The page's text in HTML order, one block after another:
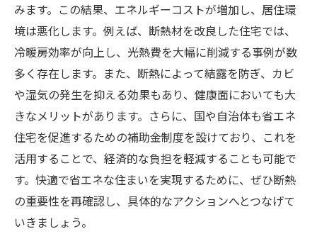
ームで省エネ生活を促進
みます。この結果、エネルギーコストが増加し、居住環
境は悪化します。例えば、断熱材を改良した住宅では、
冷暖房効率が向上し、光熱費を大幅に削減する事例が数
多く存在します。また、断熱によって結露を防ぎ、カビ
や湿気の発生を抑える効果もあり、健康面においても大
きなメリットがあります。さらに、国や自治体も省エネ
住宅を促進するための補助金制度を設けており、これを
活用することで、経済的な負担を軽減することも可能で
す。快適で省エネな住まいを実現するために、ぜひ断熱
の重要性を再確認し、具体的なアクションへとつなげて
いきましょう。